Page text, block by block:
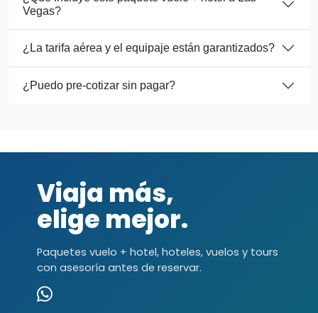
Vegas?
¿La tarifa aérea y el equipaje están garantizados?
¿Puedo pre-cotizar sin pagar?
Viaja más,
elige mejor.
Paquetes vuelo + hotel, hoteles, vuelos y tours
con asesoría antes de reservar.